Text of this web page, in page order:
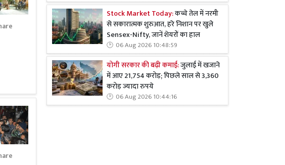
Stock Market Today:कच्चे तेल में नरमी
से सकारात्मक शुरुआत, हरे निशान पर खुले
Sensex-Nifty, जानें शेयरों का हाल
06 Aug 2026 10:48:59
योगी सरकार की बढ़ी कमाई:जुलाई में खजाने
में आए 21,754 करोड़; पिछले साल से 3,360
करोड़ ज्यादा रुपये
06 Aug 2026 10:44:16